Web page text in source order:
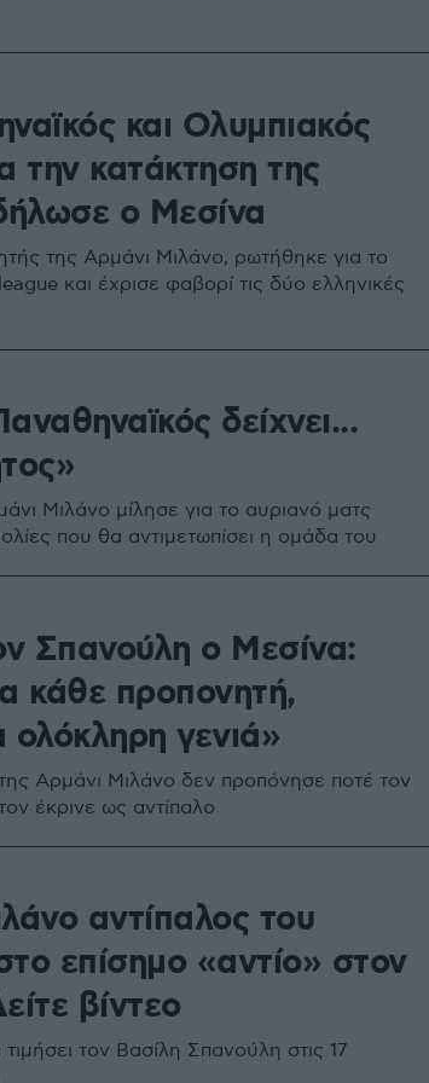
και Ολυμπιακός
την κατάκτηση της
ο Μεσίνα
της Αρμάνι Μιλάνο, ρωτήθηκε για το
και έχρισε φαβορί τις δύο ελληνικές
δείχνει...
Μιλάνο μίλησε για το αυριανό ματς
που θα αντιμετωπίσει η ομάδα του
Σπανούλη ο Μεσίνα:
κάθε προπονητή,
ολόκληρη γενιά»
Αρμάνι Μιλάνο δεν προπόνησε ποτέ τον
έκρινε ως αντίπαλο
αντίπαλος του
επίσημο «αντίο» στον
βίντεο
τον Βασίλη Σπανούλη στις 17